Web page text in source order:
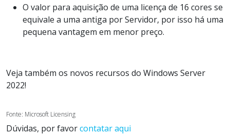
O valor para aquisição de uma licença de 16 cores se
equivale a uma antiga por Servidor, por isso há uma
pequena vantagem em menor preço.
Veja também os novos recursos do Windows Server
2022!
Fonte: Microsoft Licensing
Dúvidas, por favorcontatar aqui